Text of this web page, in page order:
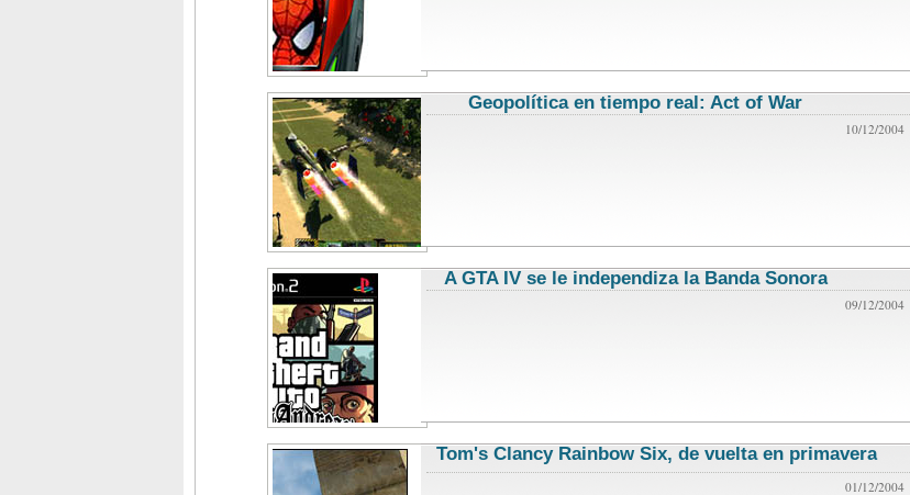
Geopolítica en tiempo real: Act of War
10/12/2004
A GTA IV se le independiza la Banda Sonoranoticias de videojuegos
09/12/2004
Tom's Clancy Rainbow Six, de vuelta en primaveranoticias de
01/12/2004